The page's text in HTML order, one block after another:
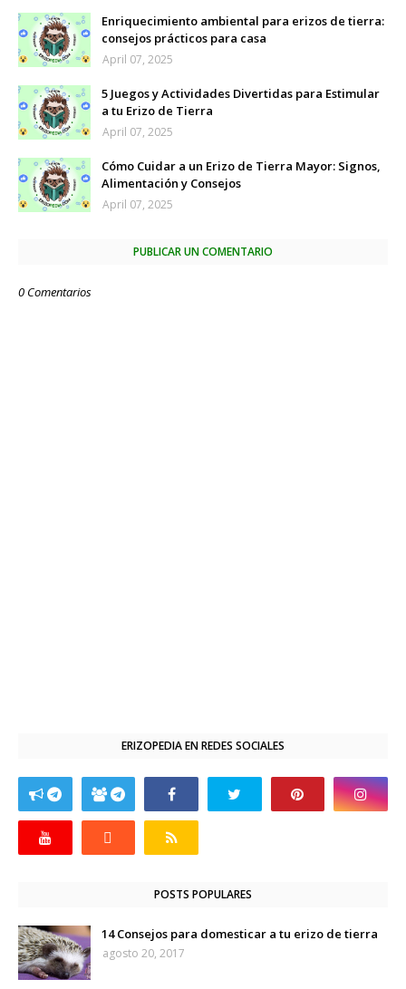
Enriquecimiento ambiental para erizos de tierra:
consejos prácticos para casa
April 07, 2025
5 Juegos y Actividades Divertidas para Estimular
a tu Erizo de Tierra
April 07, 2025
Cómo Cuidar a un Erizo de Tierra Mayor: Signos,
Alimentación y Consejos
April 07, 2025
PUBLICAR UN COMENTARIO
0 Comentarios
ERIZOPEDIA EN REDES SOCIALES
POSTS POPULARES
14 Consejos para domesticar a tu erizo de tierra
agosto 20, 2017